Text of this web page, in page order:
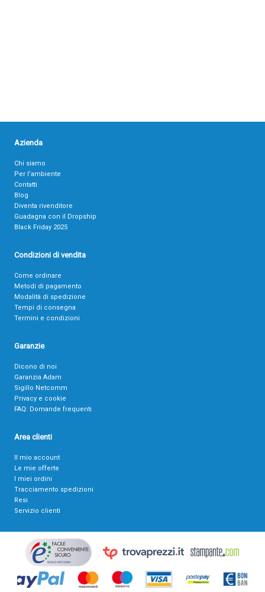
Azienda
Chi siamo
Per l’ambiente
Contatti
Blog
Diventa rivenditore
Guadagna con il Dropship
Black Friday 2025
Condizioni di vendita
Come ordinare
Metodi di pagamento
Modalità di spedizione
Tempi di consegna
Termini e condizioni
Garanzie
Dicono di noi
Garanzia Adam
Sigillo Netcomm
Privacy e cookie
FAQ: Domande frequenti
Area clienti
Il mio account
Le mie offerte
I miei ordini
Tracciamento spedizioni
Resi
Servizio clienti